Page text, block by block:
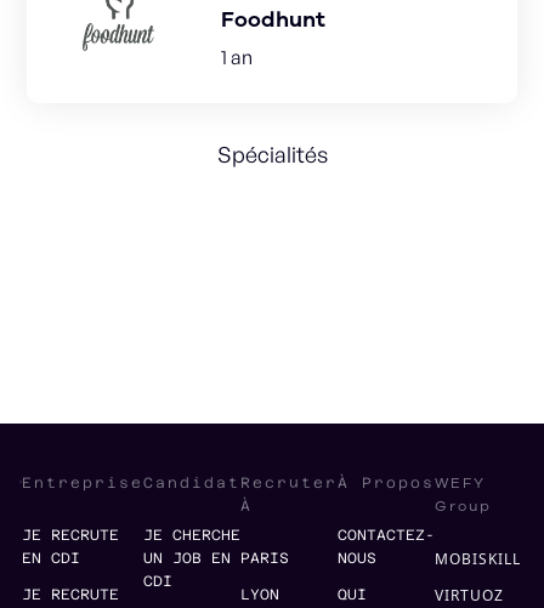
Foodhunt
1 an
Spécialités
Entreprise
JE RECRUTE
EN CDI
JE RECRUTE
Candidat
JE CHERCHE
UN JOB EN
CDI
Recruter
À
PARIS
LYON
À Propos
CONTACTEZ-
NOUS
QUI
WEFY
Group
MOBISKILL
VIRTUOZ